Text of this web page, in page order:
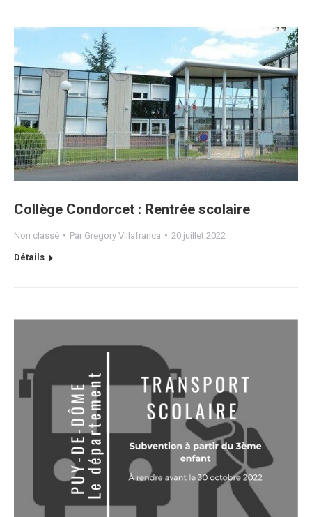
Collège Condorcet : Rentrée scolaire
Non classé Par Gregory Villafranca 20 juillet 2022
Détails